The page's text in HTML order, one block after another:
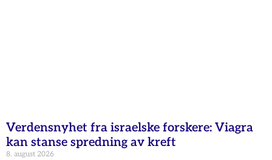
Verdensnyhet fra israelske forskere: Viagra
kan stanse spredning av kreft
8. august 2026